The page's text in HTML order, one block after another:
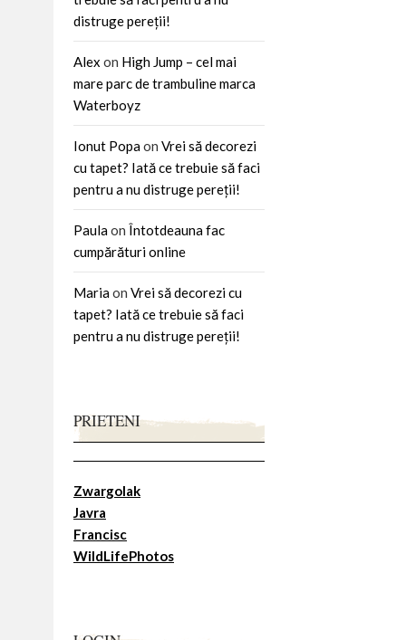
distruge pereții!
Alex on High Jump – cel mai
mare parc de trambuline marca
Waterboyz
Ionut Popaon Vrei să decorezi
cu tapet? Iată ce trebuie să faci
pentru a nu distruge pereții!
Paulaon Întotdeauna fac
cumpărături online
Mariaon Vrei să decorezi cu
tapet? Iată ce trebuie să faci
pentru a nu distruge pereții!
PRIETENI
Zwargolak
Javra
Francisc
WildLifePhotos